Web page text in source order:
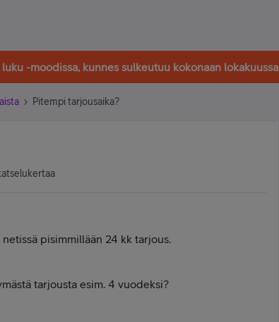
-moodissa, kunnes sulkeutuu kokonaan lokakuussa
Pitempi tarjousaika?
pisimmillään 24 kk tarjous.
tarjousta esim. 4 vuodeksi?